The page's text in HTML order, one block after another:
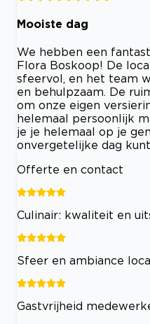
Mooiste dag
We hebben een
Flora Boskoop! De
sfeervol, en het team
en behulpzaam. De
om onze eigen
helemaal persoonlijk
je je helemaal op je
onvergetelijke dag
Offerte en contact
Culinair: kwaliteit en
Sfeer en ambiance
Gastvrijheid